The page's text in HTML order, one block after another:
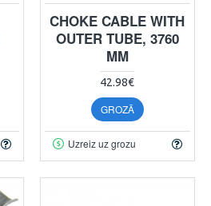
CHOKE CABLE WITH
OUTER TUBE, 3760
MM
42.98€
GROZĀ
Uzreiz uz grozu